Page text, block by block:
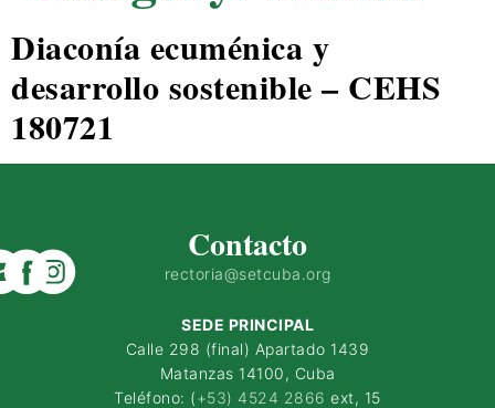
Diaconía ecuménica y
desarrollo sostenible – CEHS
180721
Contacto
rectoria@setcuba.org
SEDE PRINCIPAL
Calle 298 (final) Apartado 1439
Matanzas 14100, Cuba
Teléfono: (+53) 4524 2866 ext, 15